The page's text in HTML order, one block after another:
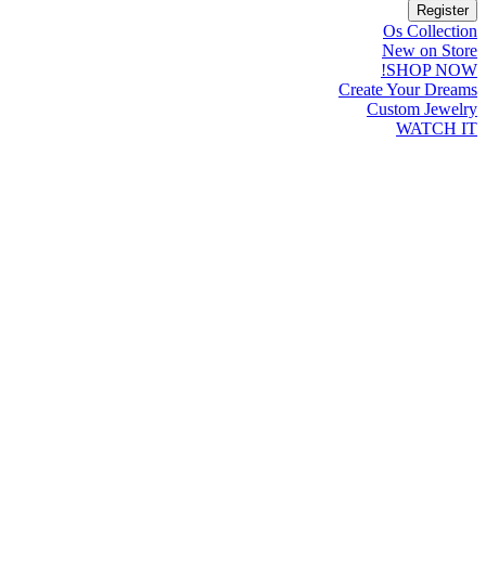
Register
Os Collection
New on Store
SHOP NOW!
Create Your Dreams
Custom Jewelry
WATCH IT